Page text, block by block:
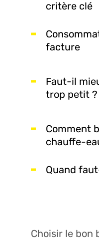
critère clé
facture
Faut-il
trop petit ?
Comment
chauffe-
Quand
Choisir le bon